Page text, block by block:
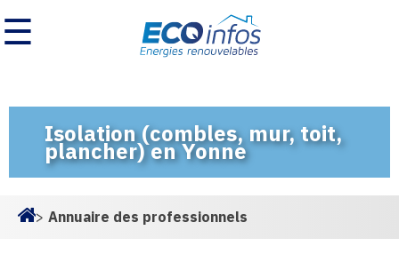
☰
Isolation (combles, mur, toit,
plancher) en Yonne
> Annuaire des professionnels